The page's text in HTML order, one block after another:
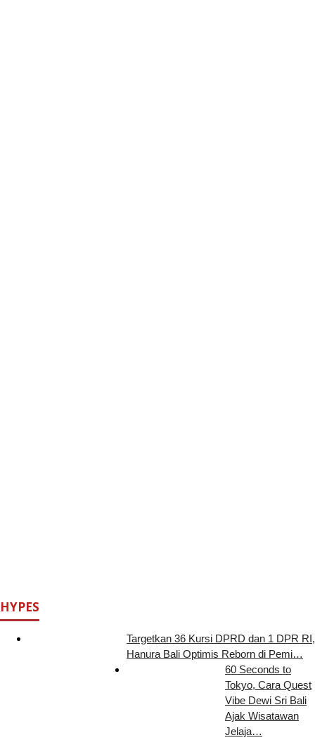
HYPES
Targetkan 36 Kursi DPRD dan 1 DPR RI,
Hanura Bali Optimis Reborn di Pemi…
60 Seconds to
Tokyo, Cara Quest
Vibe Dewi Sri Bali
Ajak Wisatawan
Jelaja…